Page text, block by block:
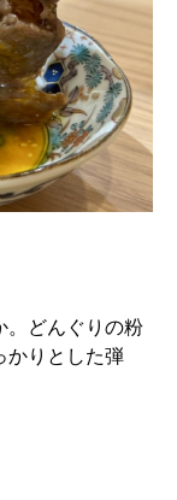
。どんぐりの粉
かりとした弾